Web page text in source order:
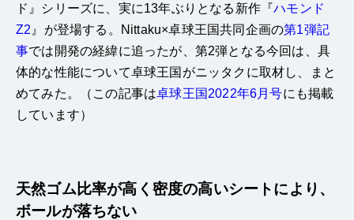
ド』シリーズに、実に13年ぶりとなる新作『ハモンド
Z2 』が登場する。Nittaku×卓球王国共同企画の第1弾記
事では開発の経緯に追ったが、第2弾となる今回は、具
体的な性能について卓球王国がニッタクに取材し、まと
めてみた。（この記事は卓球王国2022年6月号にも掲載
しています）
天然ゴム比率が高く密度の高いシートにより、
ボールが落ちない